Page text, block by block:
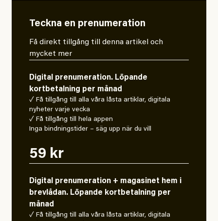
Teckna en prenumeration
Få direkt tillgång till denna artikel och
mycket mer
Digital prenumeration. Löpande
kortbetalning per månad
✓ Få tillgång till alla våra låsta artiklar, digitala
nyheter varje vecka
✓ Få tillgång till hela appen
Inga bindningstider – säg upp när du vill
59 kr
Digital prenumeration + magasinet hem i
brevlådan. Löpande kortbetalning per
månad
✓ Få tillgång till alla våra låsta artiklar, digitala